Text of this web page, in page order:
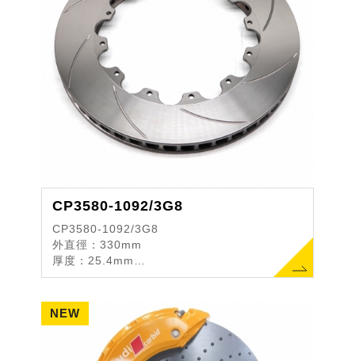
CP3580-1092/3G8
CP3580-1092/3G8
外直徑：330mm
厚度：25.4mm
中心直徑PCD：139.7mm